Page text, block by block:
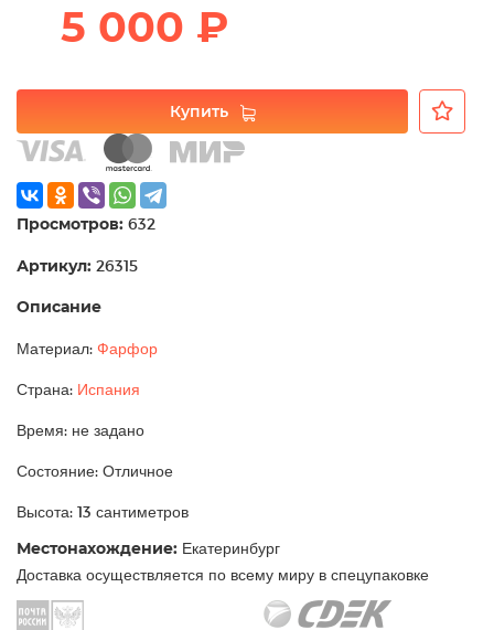
5 000 ₽
Купить
Просмотров: 632
Артикул: 26315
Описание
Материал: Фарфор
Страна: Испания
Время: не задано
Состояние: Отличное
Высота: 13 сантиметров
Местонахождение: Екатеринбург
Доставка осуществляется по всему миру в спецупаковке